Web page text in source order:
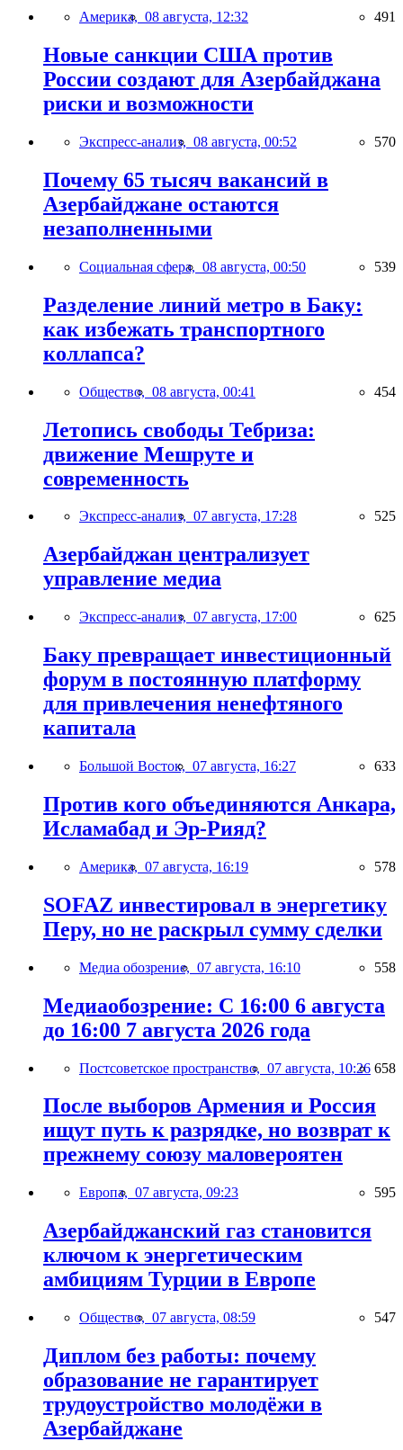
Америка, 08 августа, 12:32 491
Новые санкции США против
России создают для Азербайджана
риски и возможности
Экспресс-анализ, 08 августа, 00:52 570
Почему 65 тысяч вакансий в
Азербайджане остаются
незаполненными
Социальная сфера, 08 августа, 00:50 539
Разделение линий метро в Баку:
как избежать транспортного
коллапса?
Общество, 08 августа, 00:41 454
Летопись свободы Тебриза:
движение Мешруте и
современность
Экспресс-анализ, 07 августа, 17:28 525
Азербайджан централизует
управление медиа
Экспресс-анализ, 07 августа, 17:00 625
Баку превращает инвестиционный
форум в постоянную платформу
для привлечения ненефтяного
капитала
Большой Восток, 07 августа, 16:27 633
Против кого объединяются Анкара,
Исламабад и Эр-Рияд?
Америка, 07 августа, 16:19 578
SOFAZ инвестировал в энергетику
Перу, но не раскрыл сумму сделки
Медиа обозрение, 07 августа, 16:10 558
Медиаобозрение: С 16:00 6 августа
до 16:00 7 августа 2026 года
Постсоветское пространство, 07 августа, 10:26 658
После выборов Армения и Россия
ищут путь к разрядке, но возврат к
прежнему союзу маловероятен
Европа, 07 августа, 09:23 595
Азербайджанский газ становится
ключом к энергетическим
амбициям Турции в Европе
Общество, 07 августа, 08:59 547
Диплом без работы: почему
образование не гарантирует
трудоустройство молодёжи в
Азербайджане